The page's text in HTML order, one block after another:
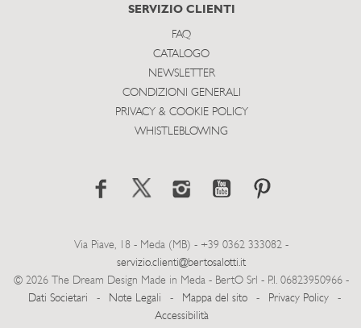
SERVIZIO CLIENTI
FAQ
CATALOGO
NEWSLETTER
CONDIZIONI GENERALI
PRIVACY & COOKIE POLICY
WHISTLEBLOWING
Via Piave, 18 - Meda (MB) - +39 0362 333082 -
servizio.clienti@bertosalotti.it
© 2026 The Dream Design Made in Meda - BertO Srl - P.I. 06823950966 -
Dati Societari
- Note Legali - Mappa del sito - Privacy Policy
-
Accessibilità